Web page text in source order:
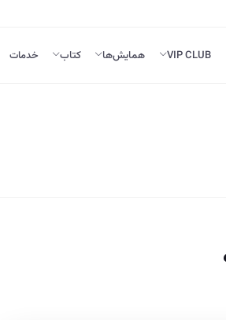
VIP CLUB همایش‌ها کتاب خدمات